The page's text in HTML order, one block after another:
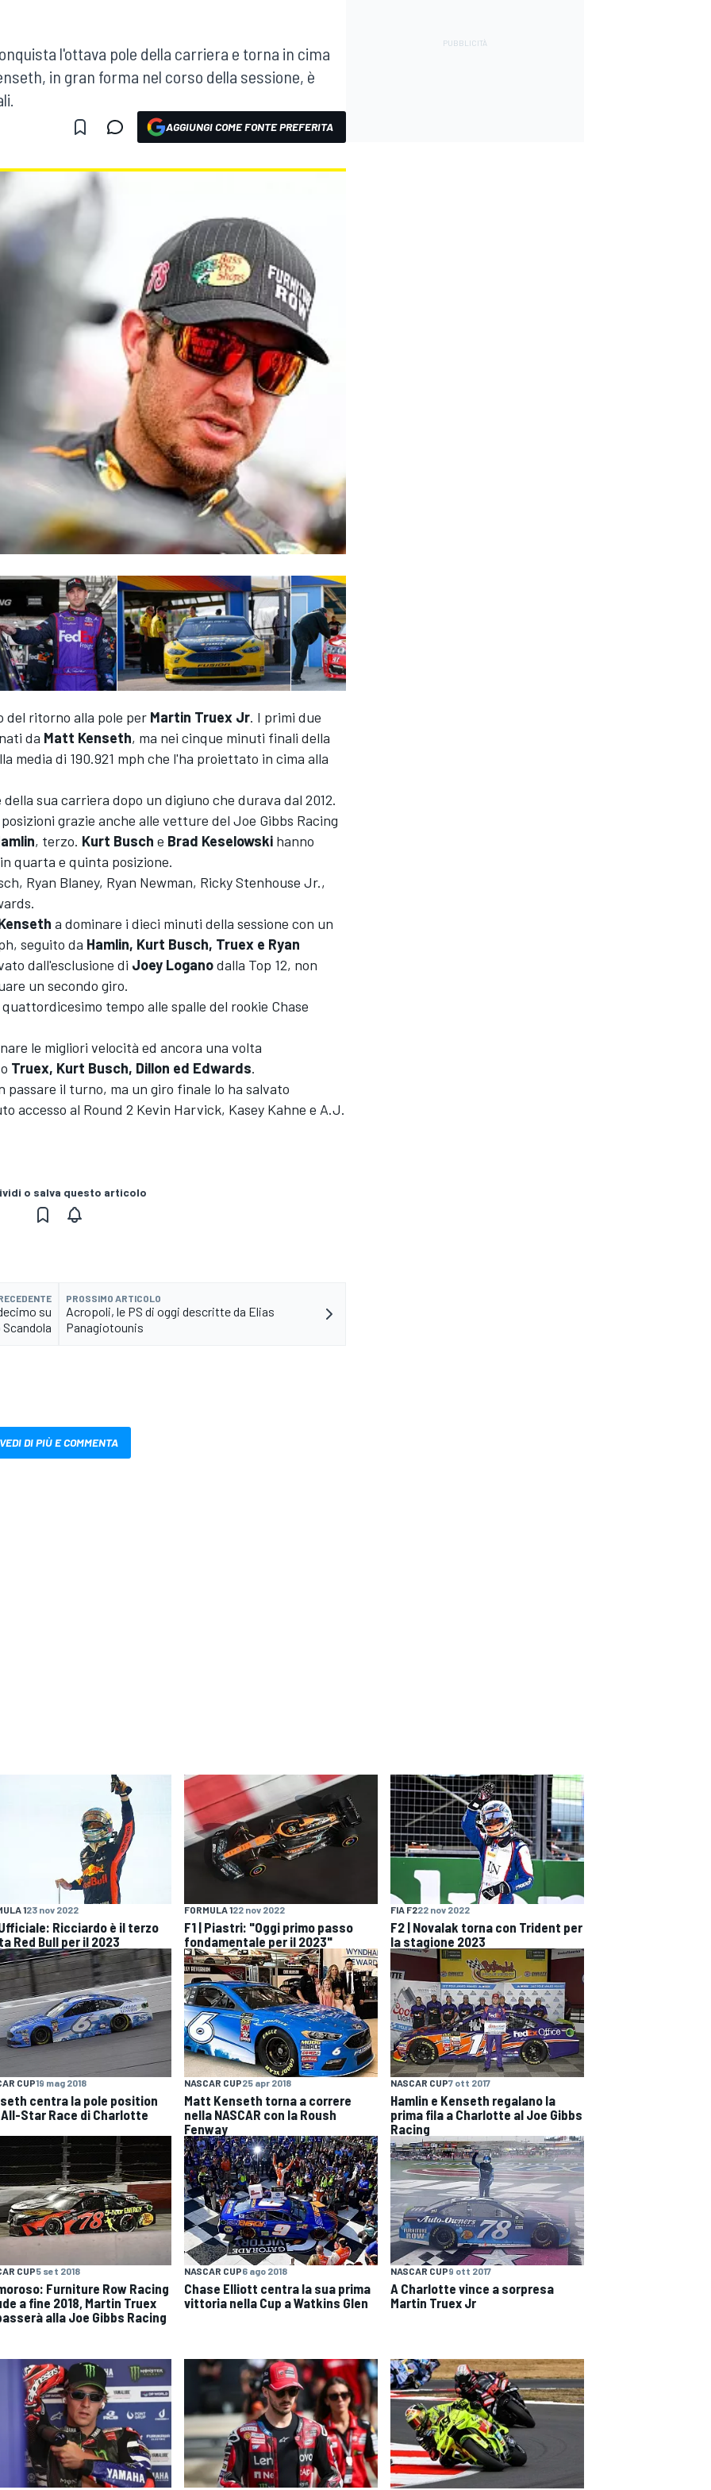
l'ottava pole della carriera e torna in cima
in gran forma nel corso della sessione, è
AGGIUNGI COME FONTE PREFERITA
del ritorno alla pole per Martin Truex Jr. I primi due
da Matt Kenseth, ma nei cinque minuti finali della
media di 190.921 mph che l'ha proiettato in cima alla
sua carriera dopo un digiuno che durava dal 2012.
grazie anche alle vetture del Joe Gibbs Racing
, terzo. Kurt Busch e Brad Keselowski hanno
quarta e quinta posizione.
Ryan Blaney, Ryan Newman, Ricky Stenhouse Jr.,
a dominare i dieci minuti della sessione con un
seguito da Hamlin, Kurt Busch, Truex e Ryan
dall'esclusione di Joey Loganodalla Top 12, non
un secondo giro.
tempo alle spalle del rookie Chase
le migliori velocità ed ancora una volta
Truex, Kurt Busch, Dillon ed Edwards.
passare il turno, ma un giro finale lo ha salvato
accesso al Round 2 Kevin Harvick, Kasey Kahne e A.J.
o salva questo articolo
su
PROSSIMO ARTICOLO
Acropoli, le PS di oggi descritte da Elias
Panagiotounis
VEDI DI PIÙ E COMMENTA
123 nov 2022
Ufficiale: Ricciardo è il terzo
Red Bull per il 2023
FORMULA 122 nov 2022
F1 | Piastri: "Oggi primo passo
fondamentale per il 2023"
FIA F222 nov 2022
F2 | Novalak torna con Trident per
la stagione 2023
CUP19 mag 2018
centra la pole position
Star Race di Charlotte
NASCAR CUP25 apr 2018
Matt Kenseth torna a correre
nella NASCAR con la Roush
Fenway
NASCAR CUP7 ott 2017
Hamlin e Kenseth regalano la
prima fila a Charlotte al Joe Gibbs
Racing
CUP5 set 2018
Furniture Row Racing
a fine 2018, Martin Truex
alla Joe Gibbs Racing
NASCAR CUP6 ago 2018
Chase Elliott centra la sua prima
vittoria nella Cup a Watkins Glen
NASCAR CUP9 ott 2017
A Charlotte vince a sorpresa
Martin Truex Jr